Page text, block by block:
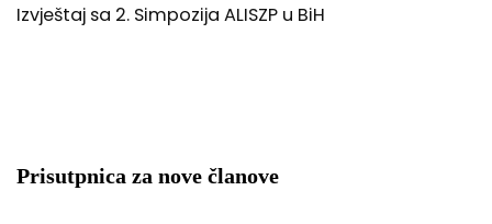
Izvještaj sa 2. Simpozija ALISZP u BiH
Prisutpnica za nove članove